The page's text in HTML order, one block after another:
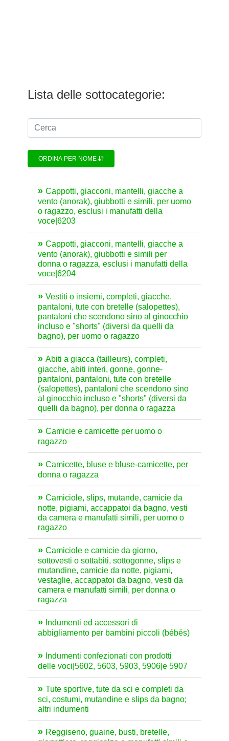
Lista delle sottocategorie:
ORDINA PER NOME
Cappotti, giacconi, mantelli, giacche a
vento (anorak), giubbotti e simili, per uomo
o ragazzo, esclusi i manufatti della
voce|6203
Cappotti, giacconi, mantelli, giacche a
vento (anorak), giubbotti e simili per
donna o ragazza, esclusi i manufatti della
voce|6204
Vestiti o insiemi, completi, giacche,
pantaloni, tute con bretelle (salopettes),
pantaloni che scendono sino al ginocchio
incluso e "shorts" (diversi da quelli da
bagno), per uomo o ragazzo
Abiti a giacca (tailleurs), completi,
giacche, abiti interi, gonne, gonne-
pantaloni, pantaloni, tute con bretelle
(salopettes), pantaloni che scendono sino
al ginocchio incluso e "shorts" (diversi da
quelli da bagno), per donna o ragazza
Camicie e camicette per uomo o
ragazzo
Camicette, bluse e bluse-camicette, per
donna o ragazza
Camiciole, slips, mutande, camicie da
notte, pigiami, accappatoi da bagno, vesti
da camera e manufatti simili, per uomo o
ragazzo
Camiciole e camicie da giorno,
sottovesti o sottabiti, sottogonne, slips e
mutandine, camicie da notte, pigiami,
vestaglie, accappatoi da bagno, vesti da
camera e manufatti simili, per donna o
ragazza
Indumenti ed accessori di
abbigliamento per bambini piccoli (bébés)
Indumenti confezionati con prodotti
delle voci|5602, 5603, 5903, 5906|e 5907
Tute sportive, tute da sci e completi da
sci, costumi, mutandine e slips da bagno;
altri indumenti
Reggiseno, guaine, busti, bretelle,